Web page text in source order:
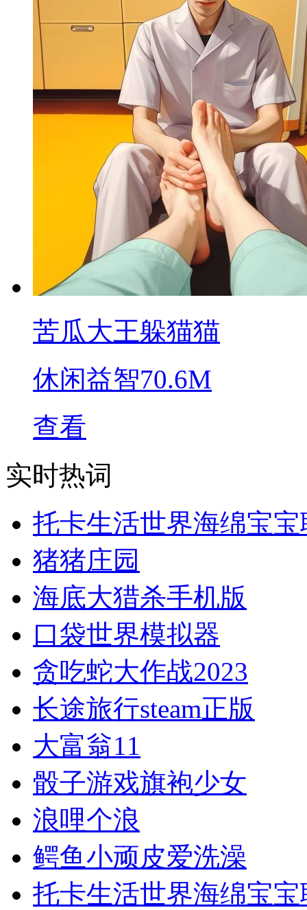
苦瓜大王躲猫猫
休闲益智70.6M
查看
实时热词
托卡生活世界海绵宝
猪猪庄园
海底大猎杀手机版
口袋世界模拟器
贪吃蛇大作战2023
长途旅行steam正版
大富翁11
骰子游戏旗袍少女
浪哩个浪
鳄鱼小顽皮爱洗澡
托卡生活世界海绵宝